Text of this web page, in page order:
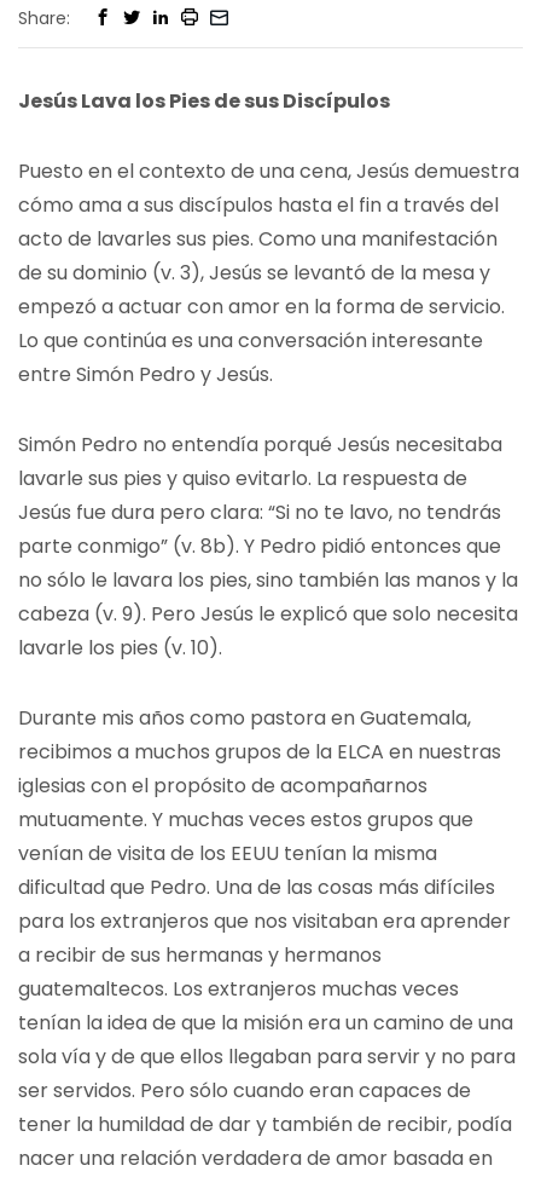
Share:
Jesús Lava los Pies de sus Discípulos
Puesto en el contexto de una cena, Jesús demuestra
cómo ama a sus discípulos hasta el fin a través del
acto de lavarles sus pies. Como una manifestación
de su dominio (v. 3), Jesús se levantó de la mesa y
empezó a actuar con amor en la forma de servicio.
Lo que continúa es una conversación interesante
entre Simón Pedro y Jesús.
Simón Pedro no entendía porqué Jesús necesitaba
lavarle sus pies y quiso evitarlo. La respuesta de
Jesús fue dura pero clara: “Si no te lavo, no tendrás
parte conmigo” (v. 8b). Y Pedro pidió entonces que
no sólo le lavara los pies, sino también las manos y la
cabeza (v. 9). Pero Jesús le explicó que solo necesita
lavarle los pies (v. 10).
Durante mis años como pastora en Guatemala,
recibimos a muchos grupos de la ELCA en nuestras
iglesias con el propósito de acompañarnos
mutuamente. Y muchas veces estos grupos que
venían de visita de los EEUU tenían la misma
dificultad que Pedro. Una de las cosas más difíciles
para los extranjeros que nos visitaban era aprender
a recibir de sus hermanas y hermanos
guatemaltecos. Los extranjeros muchas veces
tenían la idea de que la misión era un camino de una
sola vía y de que ellos llegaban para servir y no para
ser servidos. Pero sólo cuando eran capaces de
tener la humildad de dar y también de recibir, podía
nacer una relación verdadera de amor basada en